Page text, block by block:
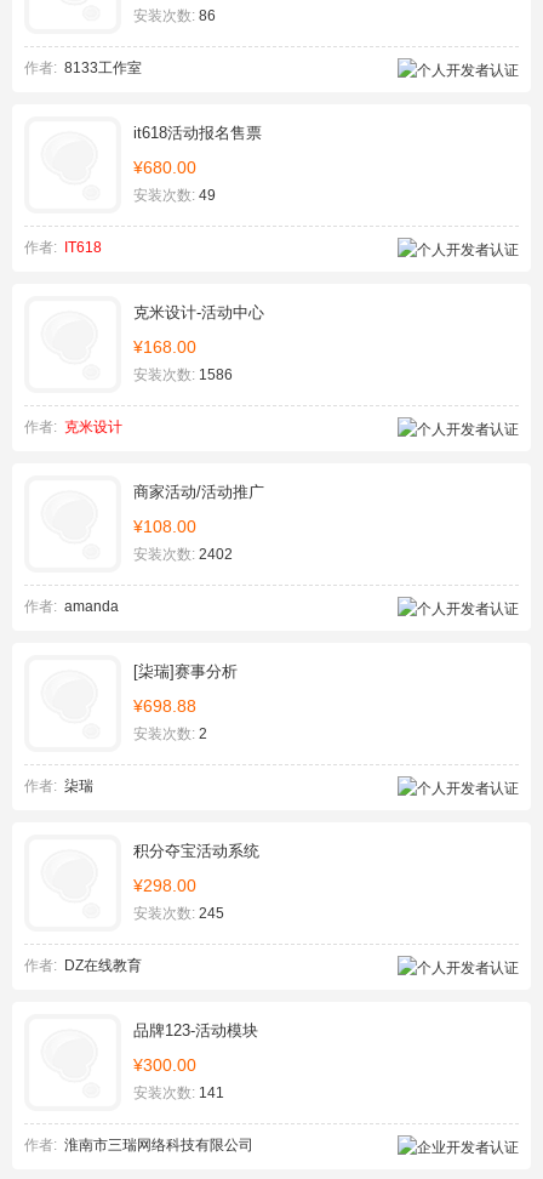
安装次数: 86
作者: 8133工作室
it618活动报名售票
¥680.00
安装次数: 49
作者: IT618
克米设计-活动中心
¥168.00
安装次数: 1586
作者: 克米设计
商家活动/活动推广
¥108.00
安装次数: 2402
作者: amanda
[柒瑞]赛事分析
¥698.88
安装次数: 2
作者: 柒瑞
积分夺宝活动系统
¥298.00
安装次数: 245
作者: DZ在线教育
品牌123-活动模块
¥300.00
安装次数: 141
作者: 淮南市三瑞网络科技有限公司